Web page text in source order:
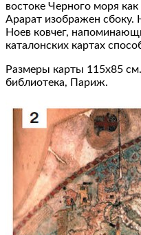
востоке Черного моря
Арарат изображен сбоку.
Ноев ковчег,
каталонских картах
Размеры карты 115х85
библиотека, Париж.